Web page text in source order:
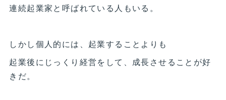
連続起業家と呼ばれている人もいる。
しかし個人的には、起業することよりも
起業後にじっくり経営をして、成長させることが好
きだ。